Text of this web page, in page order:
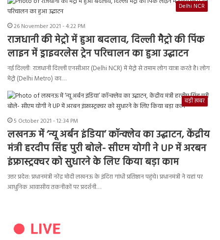
Delhi NCR
26 November 2021 - 4:22 PM
राजधानी की मेट्रो में हुआ बदलाव, दिल्ली मैट्रो की पिंक
लाइन में ड्राइवरलेस ट्रेन परिचालन का हुआ उद्घाटन
नई दिल्लीः राजधानी दिल्ली एनसीआर (Delhi NCR) में मेट्रो से तमाम लोग यात्रा करते है। लोग
मेट्रो (Delhi Metro) का…
बड़ी ख़बर
5 October 2021 - 12:34 PM
लखनऊ में ‘न्यू अर्बन इंडिया’ कॉन्क्लेव का उद्घाटन, केंद्रीय
मंत्री हरदीप सिंह पुरी बोले- सीएम योगी ने UP में अरबन
इंफ्रास्ट्रक्चर को सुधारने के लिए किया बड़ा काम
उत्तर प्रदेश: प्रधानमंत्री नरेंद्र मोदी लखनऊ के इंदिरा गांधी प्रतिष्ठान पहुंचे। प्रधानमंत्री ने यहां पर
आधुनिक आवासीय तकनीकों पर प्रदर्शनी…